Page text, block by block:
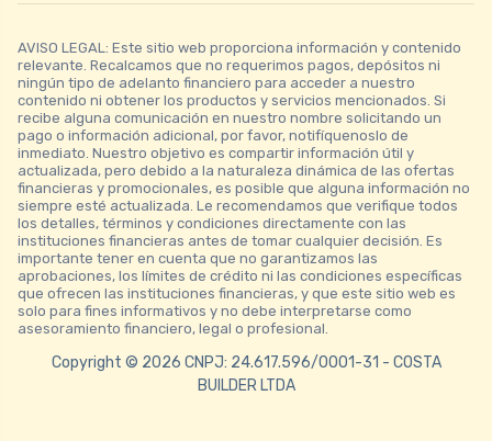
AVISO LEGAL: Este sitio web proporciona información y contenido
relevante. Recalcamos que no requerimos pagos, depósitos ni
ningún tipo de adelanto financiero para acceder a nuestro
contenido ni obtener los productos y servicios mencionados. Si
recibe alguna comunicación en nuestro nombre solicitando un
pago o información adicional, por favor, notifíquenoslo de
inmediato. Nuestro objetivo es compartir información útil y
actualizada, pero debido a la naturaleza dinámica de las ofertas
financieras y promocionales, es posible que alguna información no
siempre esté actualizada. Le recomendamos que verifique todos
los detalles, términos y condiciones directamente con las
instituciones financieras antes de tomar cualquier decisión. Es
importante tener en cuenta que no garantizamos las
aprobaciones, los límites de crédito ni las condiciones específicas
que ofrecen las instituciones financieras, y que este sitio web es
solo para fines informativos y no debe interpretarse como
asesoramiento financiero, legal o profesional.
Copyright © 2026 CNPJ: 24.617.596/0001-31 - COSTA
BUILDER LTDA